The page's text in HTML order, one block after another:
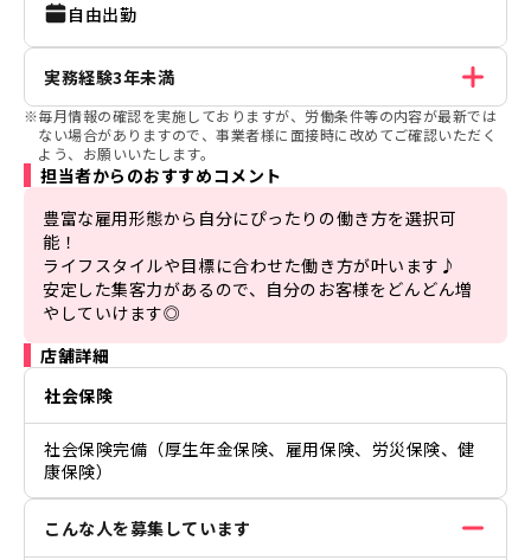
自由出勤
実務経験3年未満
※毎月情報の確認を実施しておりますが、労働条件等の内容が最新では
ない場合がありますので、事業者様に面接時に改めてご確認いただく
よう、お願いいたします。
担当者からのおすすめコメント
豊富な雇用形態から自分にぴったりの働き方を選択可
能！
ライフスタイルや目標に合わせた働き方が叶います♪
安定した集客力があるので、自分のお客様をどんどん増
やしていけます◎
店舗詳細
社会保険
社会保険完備（厚生年金保険、雇用保険、労災保険、健
康保険）
こんな人を募集しています